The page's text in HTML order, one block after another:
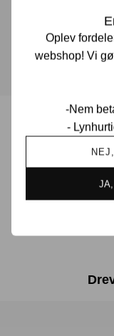
Oplev
webshop! Vi
-Nem
-